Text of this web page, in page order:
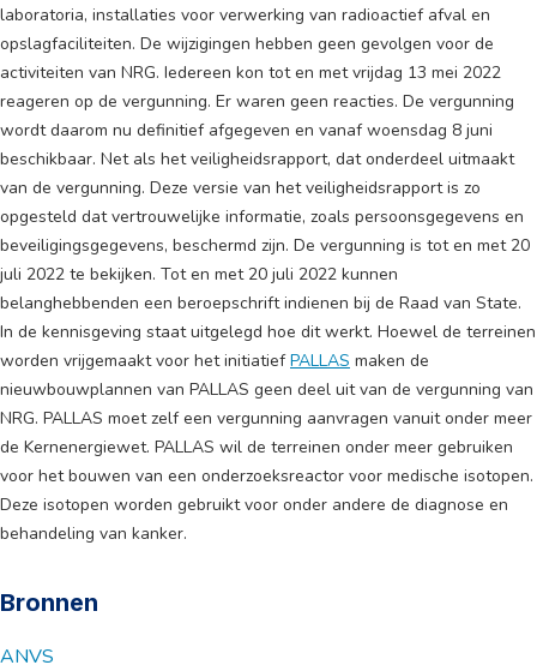
laboratoria, installaties voor verwerking van radioactief afval en
opslagfaciliteiten. De wijzigingen hebben geen gevolgen voor de
activiteiten van NRG. Iedereen kon tot en met vrijdag 13 mei 2022
reageren op de vergunning. Er waren geen reacties. De vergunning
wordt daarom nu definitief afgegeven en vanaf woensdag 8 juni
beschikbaar. Net als het veiligheidsrapport, dat onderdeel uitmaakt
van de vergunning. Deze versie van het veiligheidsrapport is zo
opgesteld dat vertrouwelijke informatie, zoals persoonsgegevens en
beveiligingsgegevens, beschermd zijn. De vergunning is tot en met 20
juli 2022 te bekijken. Tot en met 20 juli 2022 kunnen
belanghebbenden een beroepschrift indienen bij de Raad van State.
In de kennisgeving staat uitgelegd hoe dit werkt. Hoewel de terreinen
worden vrijgemaakt voor het initiatiefPALLAS maken de
nieuwbouwplannen van PALLAS geen deel uit van de vergunning van
NRG. PALLAS moet zelf een vergunning aanvragen vanuit onder meer
de Kernenergiewet. PALLAS wil de terreinen onder meer gebruiken
voor het bouwen van een onderzoeksreactor voor medische isotopen.
Deze isotopen worden gebruikt voor onder andere de diagnose en
behandeling van kanker.
Bronnen
ANVS